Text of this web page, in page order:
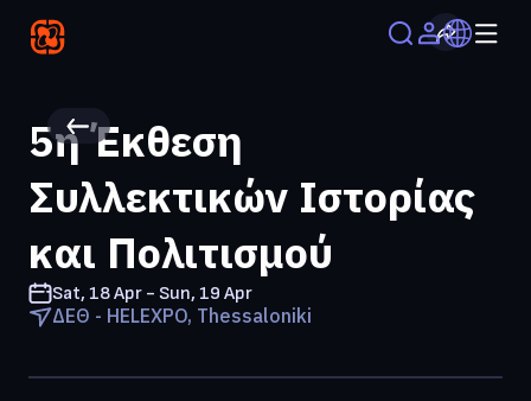
5η Έκθεση
Συλλεκτικών Ιστορίας
και Πολιτισμού
Sat, 18 Apr - Sun, 19 Apr
ΔΕΘ - HELEXPO, Thessaloniki